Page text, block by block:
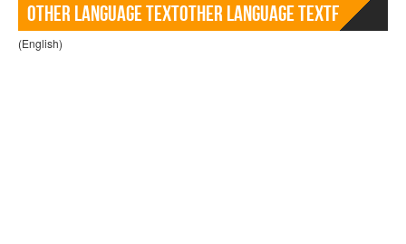
Other language TextOther language Textf
(English)